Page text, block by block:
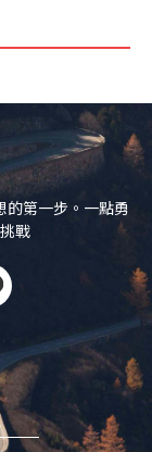
的第一步。一點勇
戰